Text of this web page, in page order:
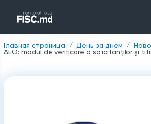
Главная страница День за днем
AEO: modul de verificare a solicitanţilor şi